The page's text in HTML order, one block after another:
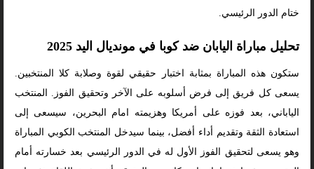
ختام الدور الرئيسي.
تحليل مباراة اليابان ضد كوبا في مونديال اليد 2025
ستكون هذه المباراة بمثابة اختبار حقيقي لقوة وصلابة كلا المنتخبين.
يسعى كل فريق إلى فرض أسلوبه على الآخر وتحقيق الفوز. المنتخب
الياباني، بعد فوزه على أمريكا وهزيمته امام البحرين، سيسعى إلى
استعادة الثقة وتقديم أداء أفضل، بينما سيدخل المنتخب الكوبي المباراة
وهو يسعى لتحقيق الفوز الأول له في الدور الرئيسي بعد خسارته أمام